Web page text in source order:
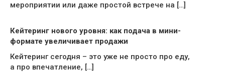
мероприятии или даже простой встрече на […]
Кейтеринг нового уровня: как подача в мини-
формате увеличивает продажи
Кейтеринг сегодня – это уже не просто про еду,
а про впечатление, […]